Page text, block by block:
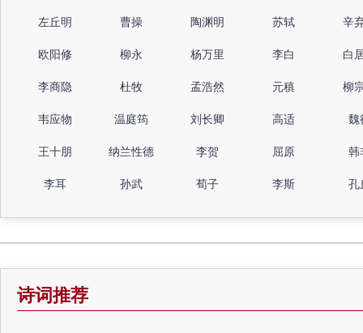
左丘明 曹操 陶渊明 苏轼 辛
欧阳修 柳永 杨万里 李白 白
李商隐 杜牧 孟浩然 元稹 柳
韦应物 温庭筠 刘长卿 高适 魏
王十朋 纳兰性德 李贺 屈原 韩
李耳 孙武 荀子 李斯 孔
诗词推荐